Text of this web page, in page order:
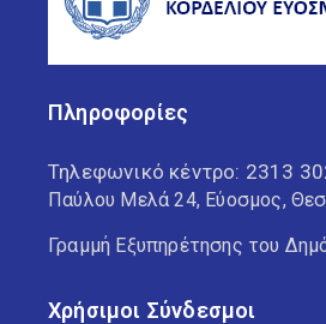
Πληροφορίες
Τηλεφωνικό κέντρο: 2313
Παύλου Μελά 24, Εύοσμος,
Γραμμή Εξυπηρέτησης του
Χρήσιμοι Σύνδεσμοι